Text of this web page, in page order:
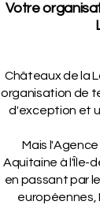
Votre
Châteaux de la
organisation de
d'exception et
Mais
Aquitaine à l'Île-
en passant par
européennes,